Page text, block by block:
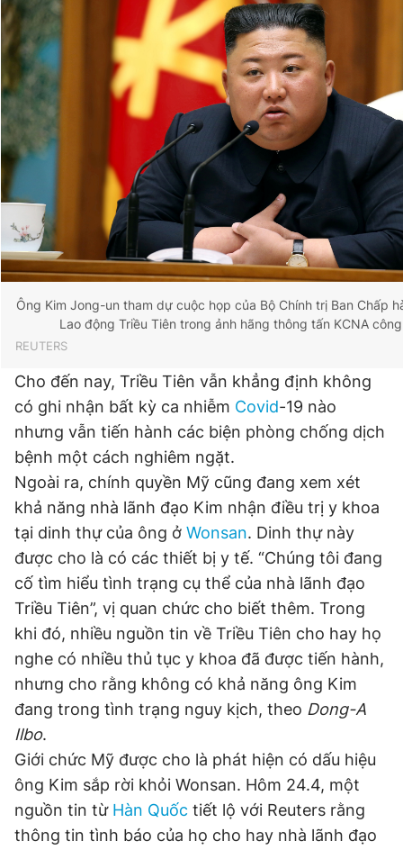
chép dưới mọi hình thức nếu không có sự chấp thuận bằng văn
bản. Phát triển bởi ePi Technologies, JSC.
Ông Kim Jong-un tham dự cuộc họp của Bộ Chính trị Ban Chấp
Lao động Triều Tiên trong ảnh hãng thông tấn KCNA
REUTERS
Cho đến nay, Triều Tiên vẫn khẳng định không
có ghi nhận bất kỳ ca nhiễm Covid-19 nào
nhưng vẫn tiến hành các biện phòng chống dịch
bệnh một cách nghiêm ngặt.
Ngoài ra, chính quyền Mỹ cũng đang xem xét
khả năng nhà lãnh đạo Kim nhận điều trị y khoa
tại dinh thự của ông ở Wonsan. Dinh thự này
được cho là có các thiết bị y tế. “Chúng tôi đang
cố tìm hiểu tình trạng cụ thể của nhà lãnh đạo
Triều Tiên”, vị quan chức cho biết thêm. Trong
khi đó, nhiều nguồn tin về Triều Tiên cho hay họ
nghe có nhiều thủ tục y khoa đã được tiến hành,
nhưng cho rằng không có khả năng ông Kim
đang trong tình trạng nguy kịch, theo Dong-A
Ilbo.
Giới chức Mỹ được cho là phát hiện có dấu hiệu
ông Kim sắp rời khỏi Wonsan. Hôm 24.4, một
nguồn tin từ Hàn Quốc tiết lộ với Reuters rằng
thông tin tình báo của họ cho hay nhà lãnh đạo